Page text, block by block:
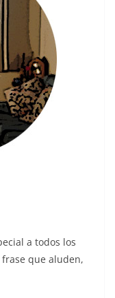
a todos los
que aluden,